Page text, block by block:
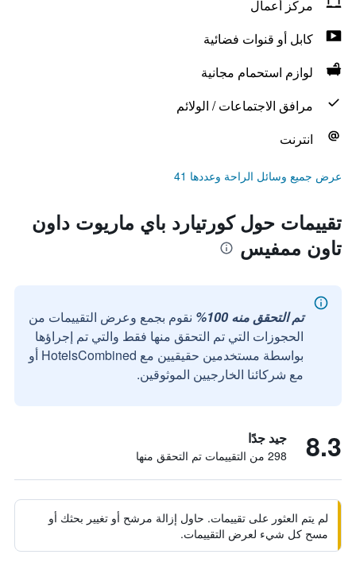
مركز أعمال
كابل أو قنوات فضائية
لوازم استحمام مجانية
مرافق الاجتماعات / الولائم
انترنت
عرض جميع وسائل الراحة وعددها 41
تقييمات حول كورتيارد باي ماريوت داون
تاون ممفيس
تم التحقق منه 100%
نقوم بجمع وعرض التقييمات من
الحجوزات التي تم التحقق منها فقط والتي تم إجراؤها
بواسطة مستخدمين حقيقيين مع HotelsCombined أو
مع شركائنا الخارجيين الموثوقين.
8.3 جيد جدًا
298 من التقييمات تم التحقق منها
لم يتم العثور على تقييمات. حاول إزالة مرشح أو تغيير بحثك أو
مسح كل شيء لعرض التقييمات.